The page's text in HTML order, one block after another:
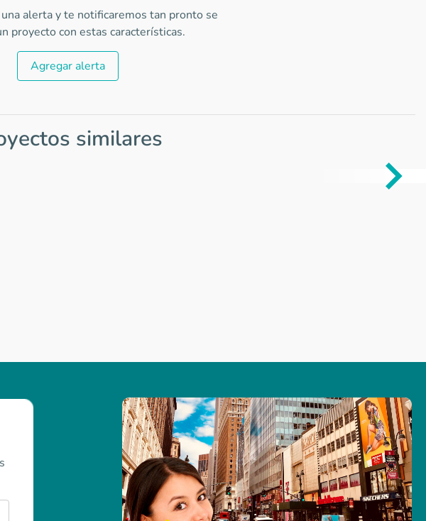
alerta y te notificaremos tan pronto se
proyecto con estas características.
Agregar alerta
similares